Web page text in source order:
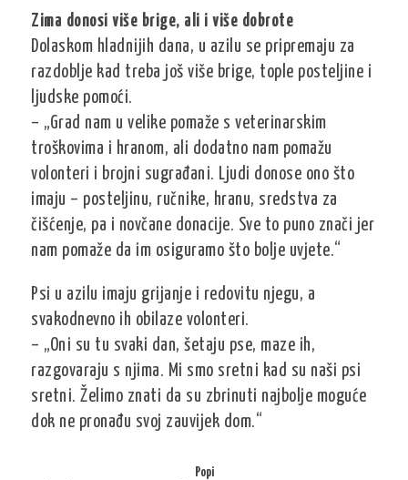
Zima donosi više brige, ali i više dobrote
Dolaskom hladnijih dana, u azilu se pripremaju za
razdoblje kad treba još više brige, tople posteljine i
ljudske pomoći.
– „Grad nam u velike pomaže s veterinarskim
troškovima i hranom, ali dodatno nam pomažu
volonteri i brojni sugrađani. Ljudi donose ono što
imaju – posteljinu, ručnike, hranu, sredstva za
čišćenje, pa i novčane donacije. Sve to puno znači jer
nam pomaže da im osiguramo što bolje uvjete.“
Psi u azilu imaju grijanje i redovitu njegu, a
svakodnevno ih obilaze volonteri.
– „Oni su tu svaki dan, šetaju pse, maze ih,
razgovaraju s njima. Mi smo sretni kad su naši psi
sretni. Želimo znati da su zbrinuti najbolje moguće
dok ne pronađu svoj zauvijek dom.“
Popi